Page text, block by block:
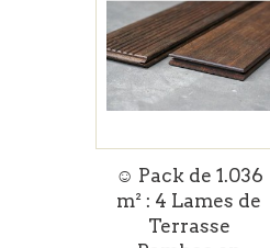
☺ Pack de 1.036
m² : 4 Lames de
Terrasse